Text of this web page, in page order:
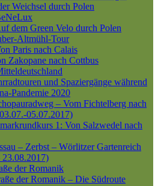
Weichsel durch Polen
dem Green Velo durch Polen
Altmühl-Tour
Paris nach Calais
Zakopane nach Cottbus
und Spaziergänge während
Pandemie 2020
– Vom Fichtelberg nach
05.07.2017)
1: Von Salzwedel nach
– Zerbst – Wörlitzer Gartenreich
23.08.2017)
der Romanik
der Romanik – Die Südroute